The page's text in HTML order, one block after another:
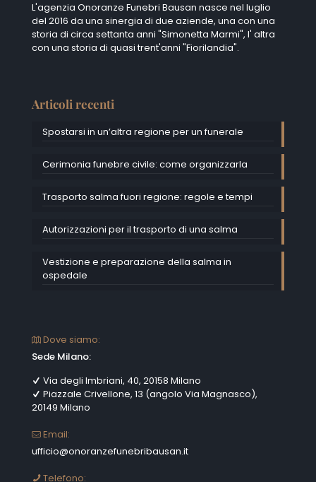
L'agenzia Onoranze Funebri Bausan nasce nel luglio
del 2016 da una sinergia di due aziende, una con una
storia di circa settanta anni "Simonetta Marmi", I' altra
con una storia di quasi trent'anni "Fiorilandia".
Articoli recenti
Spostarsi in un’altra regione per un funerale
Cerimonia funebre civile: come organizzarla
Trasporto salma fuori regione: regole e tempi
Autorizzazioni per il trasporto di una salma
Vestizione e preparazione della salma in
ospedale
Dove siamo:
Sede Milano:
Via degli Imbriani, 40, 20158 Milano
Piazzale Crivellone, 13 (angolo Via Magnasco),
20149 Milano
Email:
ufficio@onoranzefunebribausan.it
Telefono: